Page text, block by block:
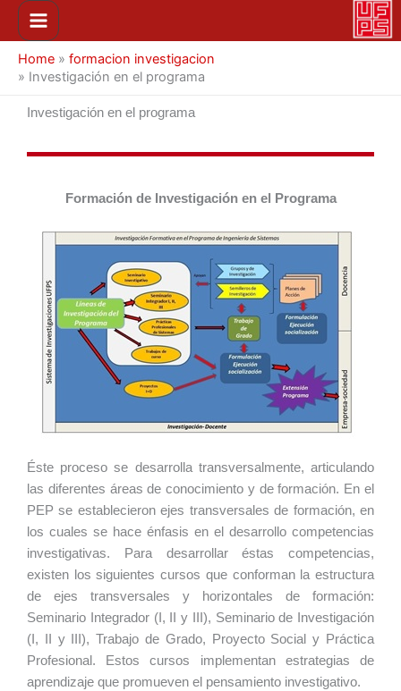
contenido
Main
Menu
Home » formacion investigacion
» Investigación en el programa
Investigación en el programa
Formación de Investigación en el Programa
Éste proceso se desarrolla transversalmente, articulando
las diferentes áreas de conocimiento y de formación. En el
PEP se establecieron ejes transversales de formación, en
los cuales se hace énfasis en el desarrollo competencias
investigativas. Para desarrollar éstas competencias,
existen los siguientes cursos que conforman la estructura
de ejes transversales y horizontales de formación:
Seminario Integrador (I, II y III), Seminario de Investigación
(I, II y III), Trabajo de Grado, Proyecto Social y Práctica
Profesional. Estos cursos implementan estrategias de
aprendizaje que promueven el pensamiento investigativo.